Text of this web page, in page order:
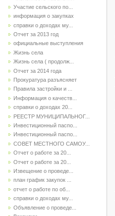
Участие сельского по...
информация о закупках
справки о доходах му...
Отчет за 2013 год
официальные выступления
Жизнь села
Жизнь села ( продолж...
Отчет за 2014 года
Прокуратура разъясняет
Правила застройки и ...
Информация о качеств...
справки о доходах 20...
РЕЕСТР МУНИЦИПАЛЬНОГ...
Инвестиционный паспо...
Инвестиционный паспо...
СОВЕТ МЕСТНОГО САМОУ...
Отчет о работе за 20...
Отчет о работе за 20...
Извещение о проведе...
план график закупок ...
отчет о работе по об...
справки о доходах му...
Объявление о проведе...